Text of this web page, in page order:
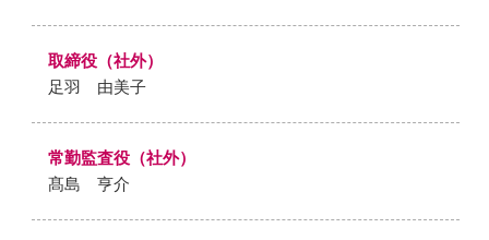
取締役（社外）
足羽 由美子
常勤監査役（社外）
髙島 亨介